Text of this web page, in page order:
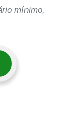
mínimo,